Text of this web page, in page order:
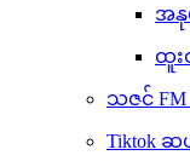
အနု
ထူး
သဇင် FM
Tiktok ဆ